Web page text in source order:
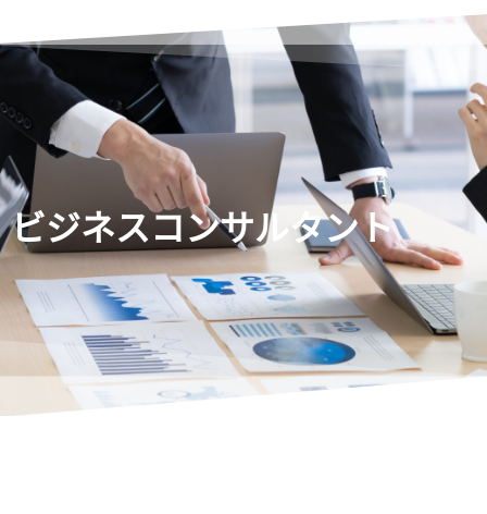
ビジネスコンサルタント